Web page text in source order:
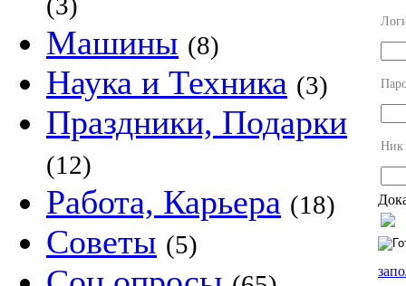
Машины (8)
Наука и Техника (3)
Праздники, Подарки
(12)
Работа, Карьера (18)
Советы (5)
Ник